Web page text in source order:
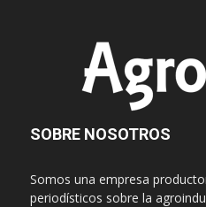
SOBRE NOSOTROS
Somos una empresa
periodísticos sobre la